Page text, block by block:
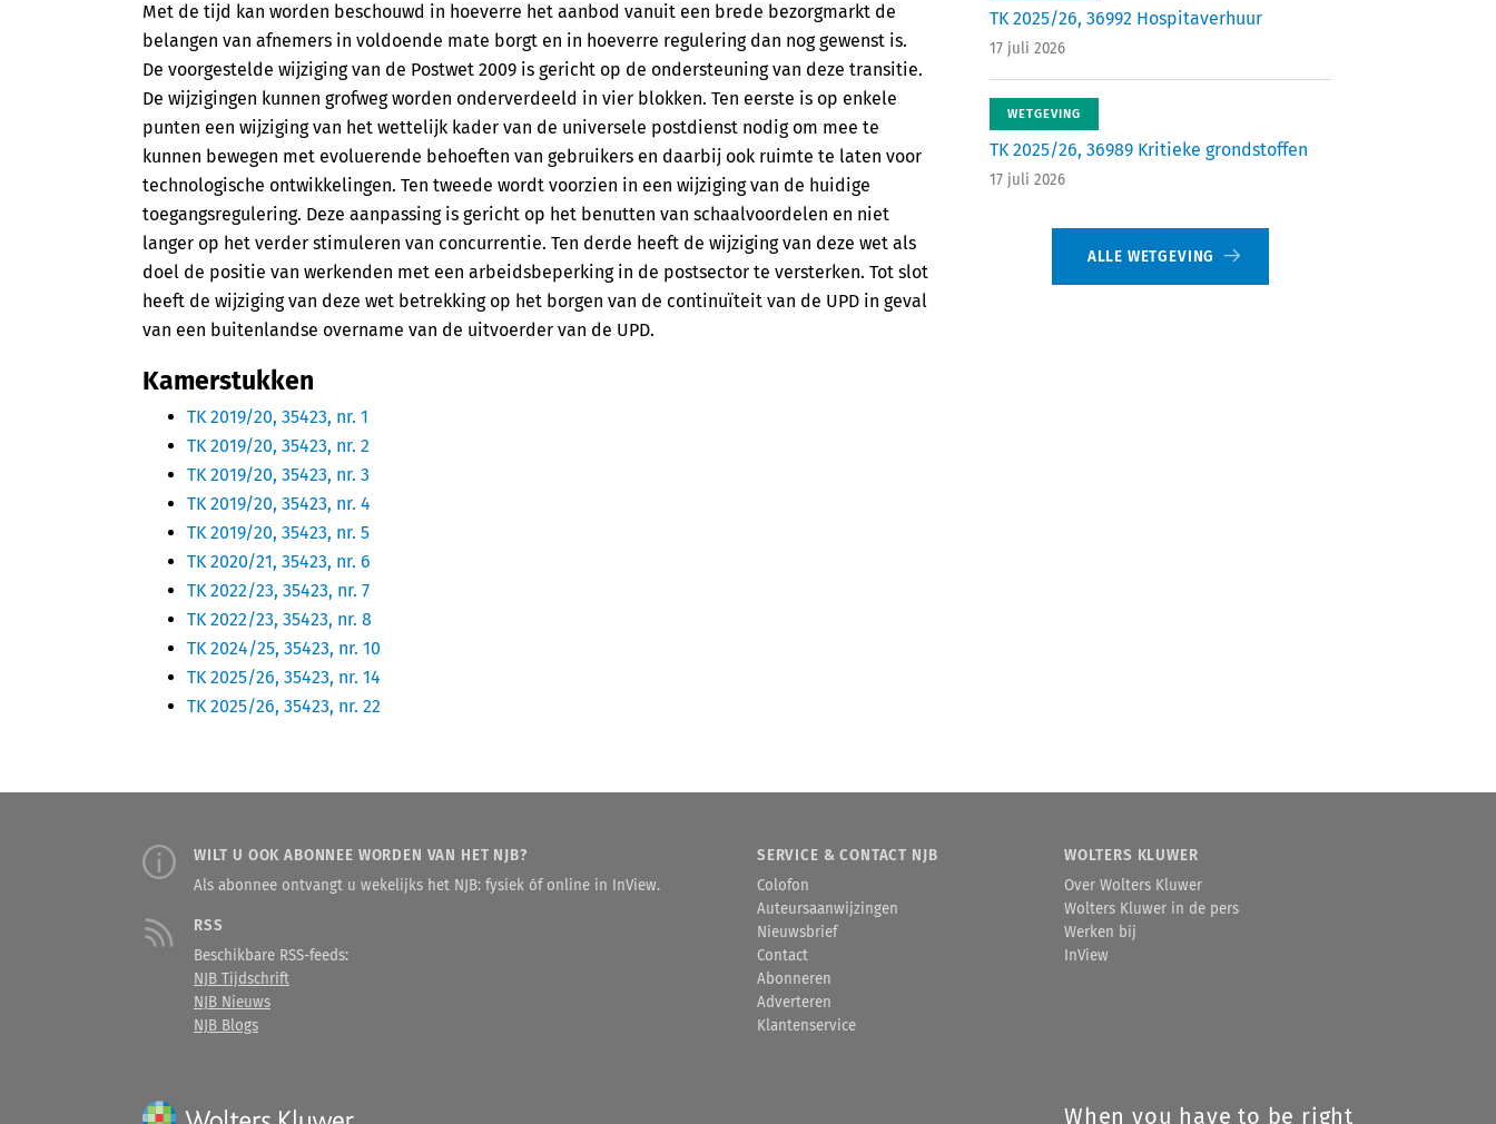
Met de tijd kan worden beschouwd in hoeverre het aanbod vanuit een brede bezorgmarkt de
belangen van afnemers in voldoende mate borgt en in hoeverre regulering dan nog gewenst is.
De voorgestelde wijziging van de Postwet 2009 is gericht op de ondersteuning van deze transitie.
De wijzigingen kunnen grofweg worden onderverdeeld in vier blokken. Ten eerste is op enkele
punten een wijziging van het wettelijk kader van de universele postdienst nodig om mee te
kunnen bewegen met evoluerende behoeften van gebruikers en daarbij ook ruimte te laten voor
technologische ontwikkelingen. Ten tweede wordt voorzien in een wijziging van de huidige
toegangsregulering. Deze aanpassing is gericht op het benutten van schaalvoordelen en niet
langer op het verder stimuleren van concurrentie. Ten derde heeft de wijziging van deze wet als
doel de positie van werkenden met een arbeidsbeperking in de postsector te versterken. Tot slot
heeft de wijziging van deze wet betrekking op het borgen van de continuïteit van de UPD in geval
van een buitenlandse overname van de uitvoerder van de UPD.
Kamerstukken
TK 2019/20, 35423, nr. 1
TK 2019/20, 35423, nr. 2
TK 2019/20, 35423, nr. 3
TK 2019/20, 35423, nr. 4
TK 2019/20, 35423, nr. 5
TK 2020/21, 35423, nr. 6
TK 2022/23, 35423, nr. 7
TK 2022/23, 35423, nr. 8
TK 2024/25, 35423, nr. 10
TK 2025/26, 35423, nr. 14
TK 2025/26, 35423, nr. 22
TK 2025/26, 36992 Hospitaverhuur
17 juli 2026
WETGEVING
TK 2025/26, 36989 Kritieke grondstoffen
17 juli 2026
ALLE WETGEVING
WILT U OOK ABONNEE WORDEN VAN HET NJB?
Als abonnee ontvangt u wekelijks het NJB: fysiek óf online in InView.
RSS
Beschikbare RSS-feeds:
NJB Tijdschrift
NJB Nieuws
NJB Blogs
SERVICE & CONTACT NJB
Colofon
Auteursaanwijzingen
Nieuwsbrief
Contact
Abonneren
Adverteren
Klantenservice
WOLTERS KLUWER
Over Wolters Kluwer
Wolters Kluwer in de pers
Werken bij
InView
When you have to be right